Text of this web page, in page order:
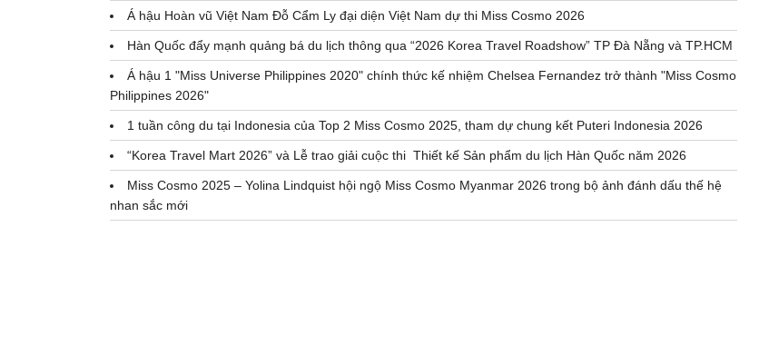
Á hậu Hoàn vũ Việt Nam Đỗ Cẩm Ly đại diện Việt Nam dự thi Miss Cosmo 2026
Hàn Quốc đẩy mạnh quảng bá du lịch thông qua “2026 Korea Travel Roadshow” TP Đà Nẵng và TP.HCM
Á hậu 1 "Miss Universe Philippines 2020" chính thức kế nhiệm Chelsea Fernandez trở thành "Miss Cosmo
Philippines 2026"
1 tuần công du tại Indonesia của Top 2 Miss Cosmo 2025, tham dự chung kết Puteri Indonesia 2026
“Korea Travel Mart 2026” và Lễ trao giải cuộc thi Thiết kế Sản phẩm du lịch Hàn Quốc năm 2026
Miss Cosmo 2025 – Yolina Lindquist hội ngộ Miss Cosmo Myanmar 2026 trong bộ ảnh đánh dấu thế hệ
nhan sắc mới